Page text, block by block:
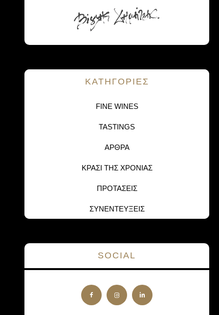
KΑΤΗΓΟΡΙΕΣ
FINE WINES
TASTINGS
ΑΡΘΡΑ
ΚΡΑΣΙ ΤΗΣ ΧΡΟΝΙΑΣ
ΠΡΟΤΑΣΕΙΣ
ΣΥΝΕΝΤΕΥΞΕΙΣ
SOCIAL